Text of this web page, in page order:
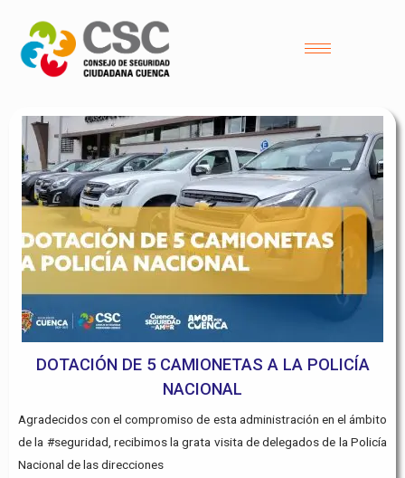
DOTACIÓN DE 5 CAMIONETAS A LA POLICÍA
NACIONAL
Agradecidos con el compromiso de esta administración en el ámbito
de la #seguridad, recibimos la grata visita de delegados de la Policía
Nacional de las direcciones